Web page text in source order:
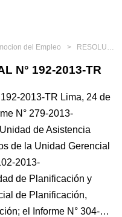
del Empleo RESOLUCIÓN MINISTERIAL N° 192-2013-TR
N° 192-2013-TR
2013-TR Lima, 24 de
N° 279-2013-
de Asistencia
de la Unidad Gerencial
2013-
de Planificación y
de Planificación,
el Informe N° 304-…